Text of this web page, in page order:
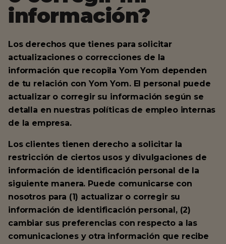
información?
Los derechos que tienes para solicitar
actualizaciones o correcciones de la
información que recopila Yom Yom dependen
de tu relación con Yom Yom. El personal puede
actualizar o corregir su información según se
detalla en nuestras políticas de empleo internas
de la empresa.
Los clientes tienen derecho a solicitar la
restricción de ciertos usos y divulgaciones de
información de identificación personal de la
siguiente manera. Puede comunicarse con
nosotros para (1) actualizar o corregir su
información de identificación personal, (2)
cambiar sus preferencias con respecto a las
comunicaciones y otra información que recibe